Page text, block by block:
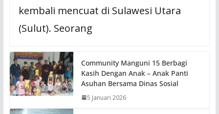
kembali mencuat di Sulawesi Utara
(Sulut). Seorang
Community Manguni 15 Berbagi
Kasih Dengan Anak – Anak Panti
Asuhan Bersama Dinas Sosial
5 Januari 2026